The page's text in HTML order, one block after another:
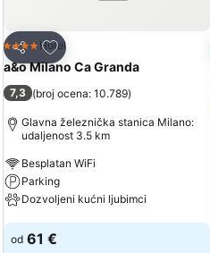
Deli
Dodati u favorite
4 Zvezdice
Hotel
a&o Milano Ca Granda
7,3 (broj ocena: 10.789)
Glavna železnička stanica Milano:
udaljenost 3.5 km
Besplatan WiFi
Parking
Dozvoljeni kućni ljubimci
Pogledaj cene
od 61 €